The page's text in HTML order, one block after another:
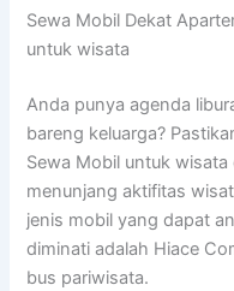
Sewa Mobil Dekat
untuk wisata
Anda punya agenda
bareng keluarga?
Sewa Mobil untuk
menunjang aktifitas
jenis mobil yang dapat
diminati adalah Hiace
bus pariwisata.